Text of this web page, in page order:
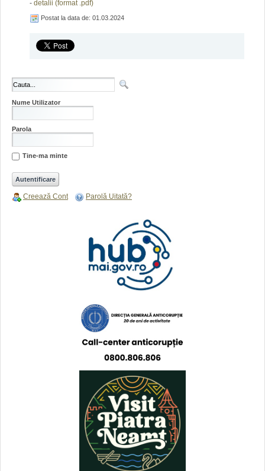
- detalii (format .pdf)
Postat la data de: 01.03.2024
Nume Utilizator
Parola
Tine-ma minte
Creează Cont Parolă Uitată?